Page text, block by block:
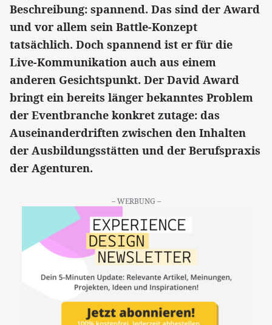
Beschreibung: spannend. Das sind der Award
und vor allem sein Battle-Konzept
tatsächlich. Doch spannend ist er für die
Live-Kommunikation auch aus einem
anderen Gesichtspunkt. Der David Award
bringt ein bereits länger bekanntes Problem
der Eventbranche konkret zutage: das
Auseinanderdriften zwischen den Inhalten
der Ausbildungsstätten und der Berufspraxis
der Agenturen.
– WERBUNG –